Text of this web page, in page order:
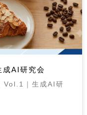
AI研究会
Vol.1｜生成AI研